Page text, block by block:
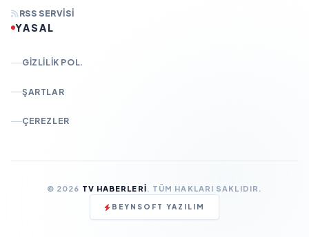
RSS SERVISI
YASAL
GIZLILIK POL.
ŞARTLAR
ÇEREZLER
© 2026 TV HABERLERI. TÜM HAKLARI SAKLIDIR.
BEYNSOFT YAZILIM